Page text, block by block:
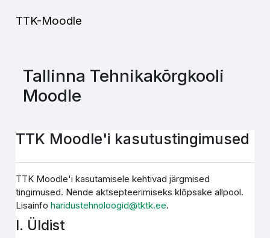
TTK-Moodle
Tallinna Tehnikakõrgkooli
Moodle
TTK Moodle'i kasutustingimused
TTK Moodle'i kasutamisele kehtivad järgmised
tingimused. Nende aktsepteerimiseks klõpsake allpool.
Lisainfoharidustehnoloogid@tktk.ee.
I. Üldist